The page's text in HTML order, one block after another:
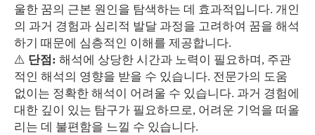
울한 꿈의 근본 원인을 탐색하는 데 효과적입니다. 개인
의 과거 경험과 심리적 발달 과정을 고려하여 꿈을 해석
하기 때문에 심층적인 이해를 제공합니다.
⚠️ 단점: 해석에 상당한 시간과 노력이 필요하며, 주관
적인 해석의 영향을 받을 수 있습니다. 전문가의 도움
없이는 정확한 해석이 어려울 수 있습니다. 과거 경험에
대한 깊이 있는 탐구가 필요하므로, 어려운 기억을 떠올
리는 데 불편함을 느낄 수 있습니다.